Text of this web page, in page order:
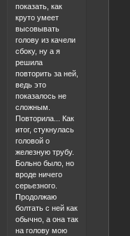
показать, как
круто умеет
высовывать
голову из качели
сбоку, ну а я
решила
повторить за ней,
ведь это
показалось не
сложным.
Повторила... Как
итог, стукнулась
головой о
железную трубу.
Больно было, но
вроде ничего
серьезного.
Продолжаю
болтать с ней как
обычно, а она так
на голову мою